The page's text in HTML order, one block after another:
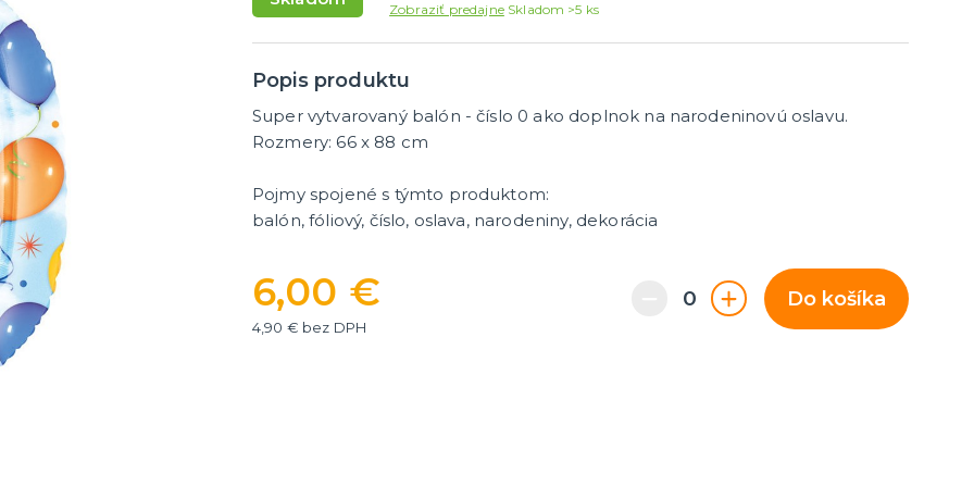
Dámske parochne
a žartíky
žartíky
Zobraziť predajne Skladom >5 ks
Popis produktu
Super vytvarovaný balón - číslo 0 ako doplnok na narodeninovú oslavu.
Rozmery: 66 x 88 cm
Pojmy spojené s týmto produktom:
balón, fóliový, číslo, oslava, narodeniny, dekorácia
6,00 €
4,90 € bez DPH
Do košíka